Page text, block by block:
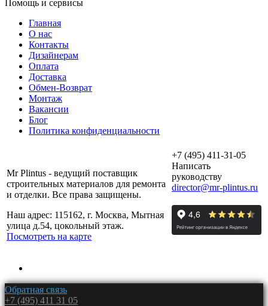
Помощь и сервисы
Главная
О нас
Контакты
Дизайнерам
Оплата
Доставка
Обмен-Возврат
Монтаж
Вакансии
Блог
Политика конфиденциальности
Mr Plintus - ведущий поставщик
строительных материалов для ремонта
и отделки. Все права защищены.
Наш адрес: 115162, г. Москва, Мытная
улица д.54, цокольный этаж.
Посмотреть на карте
+7 (495) 411-31-05
Написать
руководству
director@mr-plintus.ru
Обратная связь
+7 (495) 411 31 05